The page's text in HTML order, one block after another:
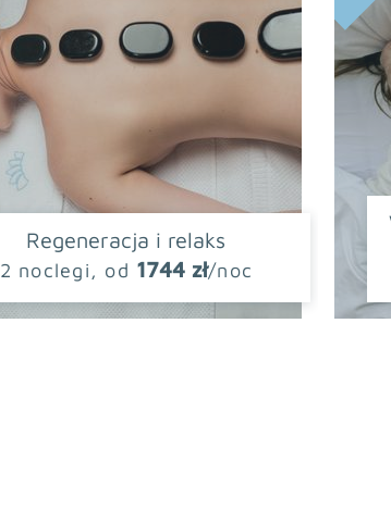
Regeneracja i relaks
2 noclegi, od 1744 zł/noc